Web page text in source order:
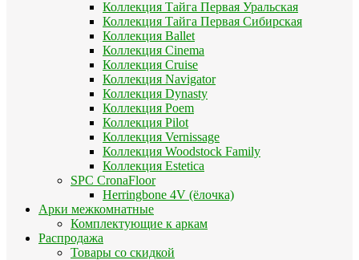
Коллекция Тайга Первая Уральская
Коллекция Тайга Первая Сибирская
Коллекция Ballet
Коллекция Cinema
Коллекция Cruise
Коллекция Navigator
Коллекция Dynasty
Коллекция Poem
Коллекция Pilot
Коллекция Vernissage
Коллекция Woodstock Family
Коллекция Estetica
SPC CronaFloor
Herringbone 4V (ёлочка)
Арки межкомнатные
Комплектующие к аркам
Распродажа
Товары со скидкой